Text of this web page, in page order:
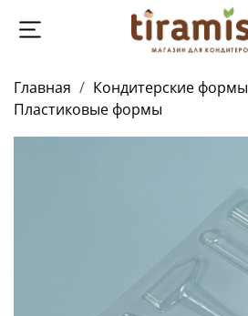
Главная
Кондитерские формы
Пластиковые формы